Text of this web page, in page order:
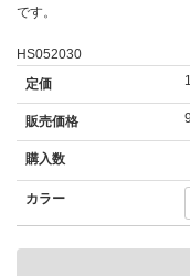
です。
HS052030
定価
販売価格
購入数
カラー